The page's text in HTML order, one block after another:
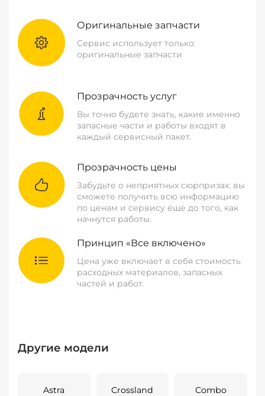
Оригинальные запчасти
Сервис использует только
оригинальные запчасти
Прозрачность услуг
Вы точно будете знать, какие именно
запасные части и работы входят в
каждый сервисный пакет.
Прозрачность цены
Забудьте о неприятных сюрпризах: вы
сможете получить всю информацию
по ценам и сервису еще до того, как
начнутся работы.
Принцип «Все включено»
Цена уже включает в себя стоимость
расходных материалов, запасных
частей и работ.
Другие модели
Astra Crossland Combo